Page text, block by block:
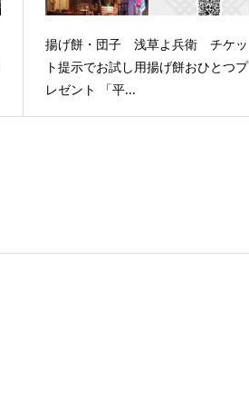
揚げ餅・団子 浅草よ兵衛 チケッ
ト提示でお試し用揚げ餅おひとつプ
レゼント 「平...